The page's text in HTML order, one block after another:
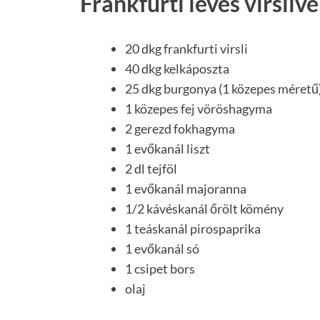
20 dkg frankfurti virsli
40 dkg kelkáposzta
25 dkg burgonya (1 közepes
1 közepes fej vöröshagyma
2 gerezd fokhagyma
1 evőkanál liszt
2 dl tejföl
1 evőkanál majoranna
1/2 kávéskanál őrölt kömény
1 teáskanál pirospaprika
1 evőkanál só
1 csipet bors
olaj